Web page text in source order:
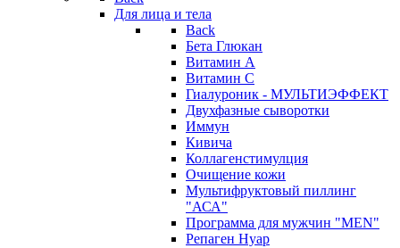
Для лица и тела
Back
Бета Глюкан
Витамин А
Витамин С
Гиалуроник - МУЛЬТИЭФФЕКТ
Двухфазные сыворотки
Иммун
Кивича
Коллагенстимулция
Очищение кожи
Мультифруктовый пиллинг
"АСА"
Программа для мужчин "MEN"
Репаген Нуар